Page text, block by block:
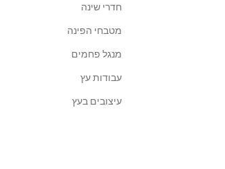
חדרי שינה
מטבחי הפינה
מנגל פחמים
עבודות עץ
עיצובים בעץ